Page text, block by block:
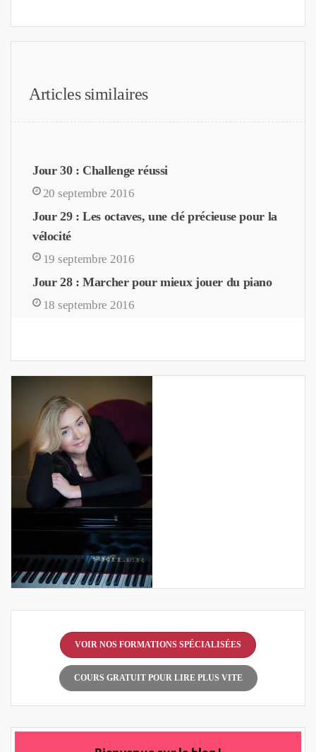
Articles similaires
Jour 30 : Challenge réussi
20 septembre 2016
Jour 29 : Les octaves, une clé précieuse pour la
vélocité
19 septembre 2016
Jour 28 : Marcher pour mieux jouer du piano
18 septembre 2016
VOIR NOS FORMATIONS SPÉCIALISÉES
COURS GRATUIT POUR LIRE PLUS VITE